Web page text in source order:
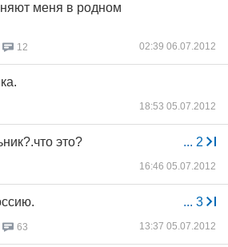
меня в родном
12 02:39 06.07.2012
18:53 05.07.2012
... 2
это?
16:46 05.07.2012
... 3
63 13:37 05.07.2012